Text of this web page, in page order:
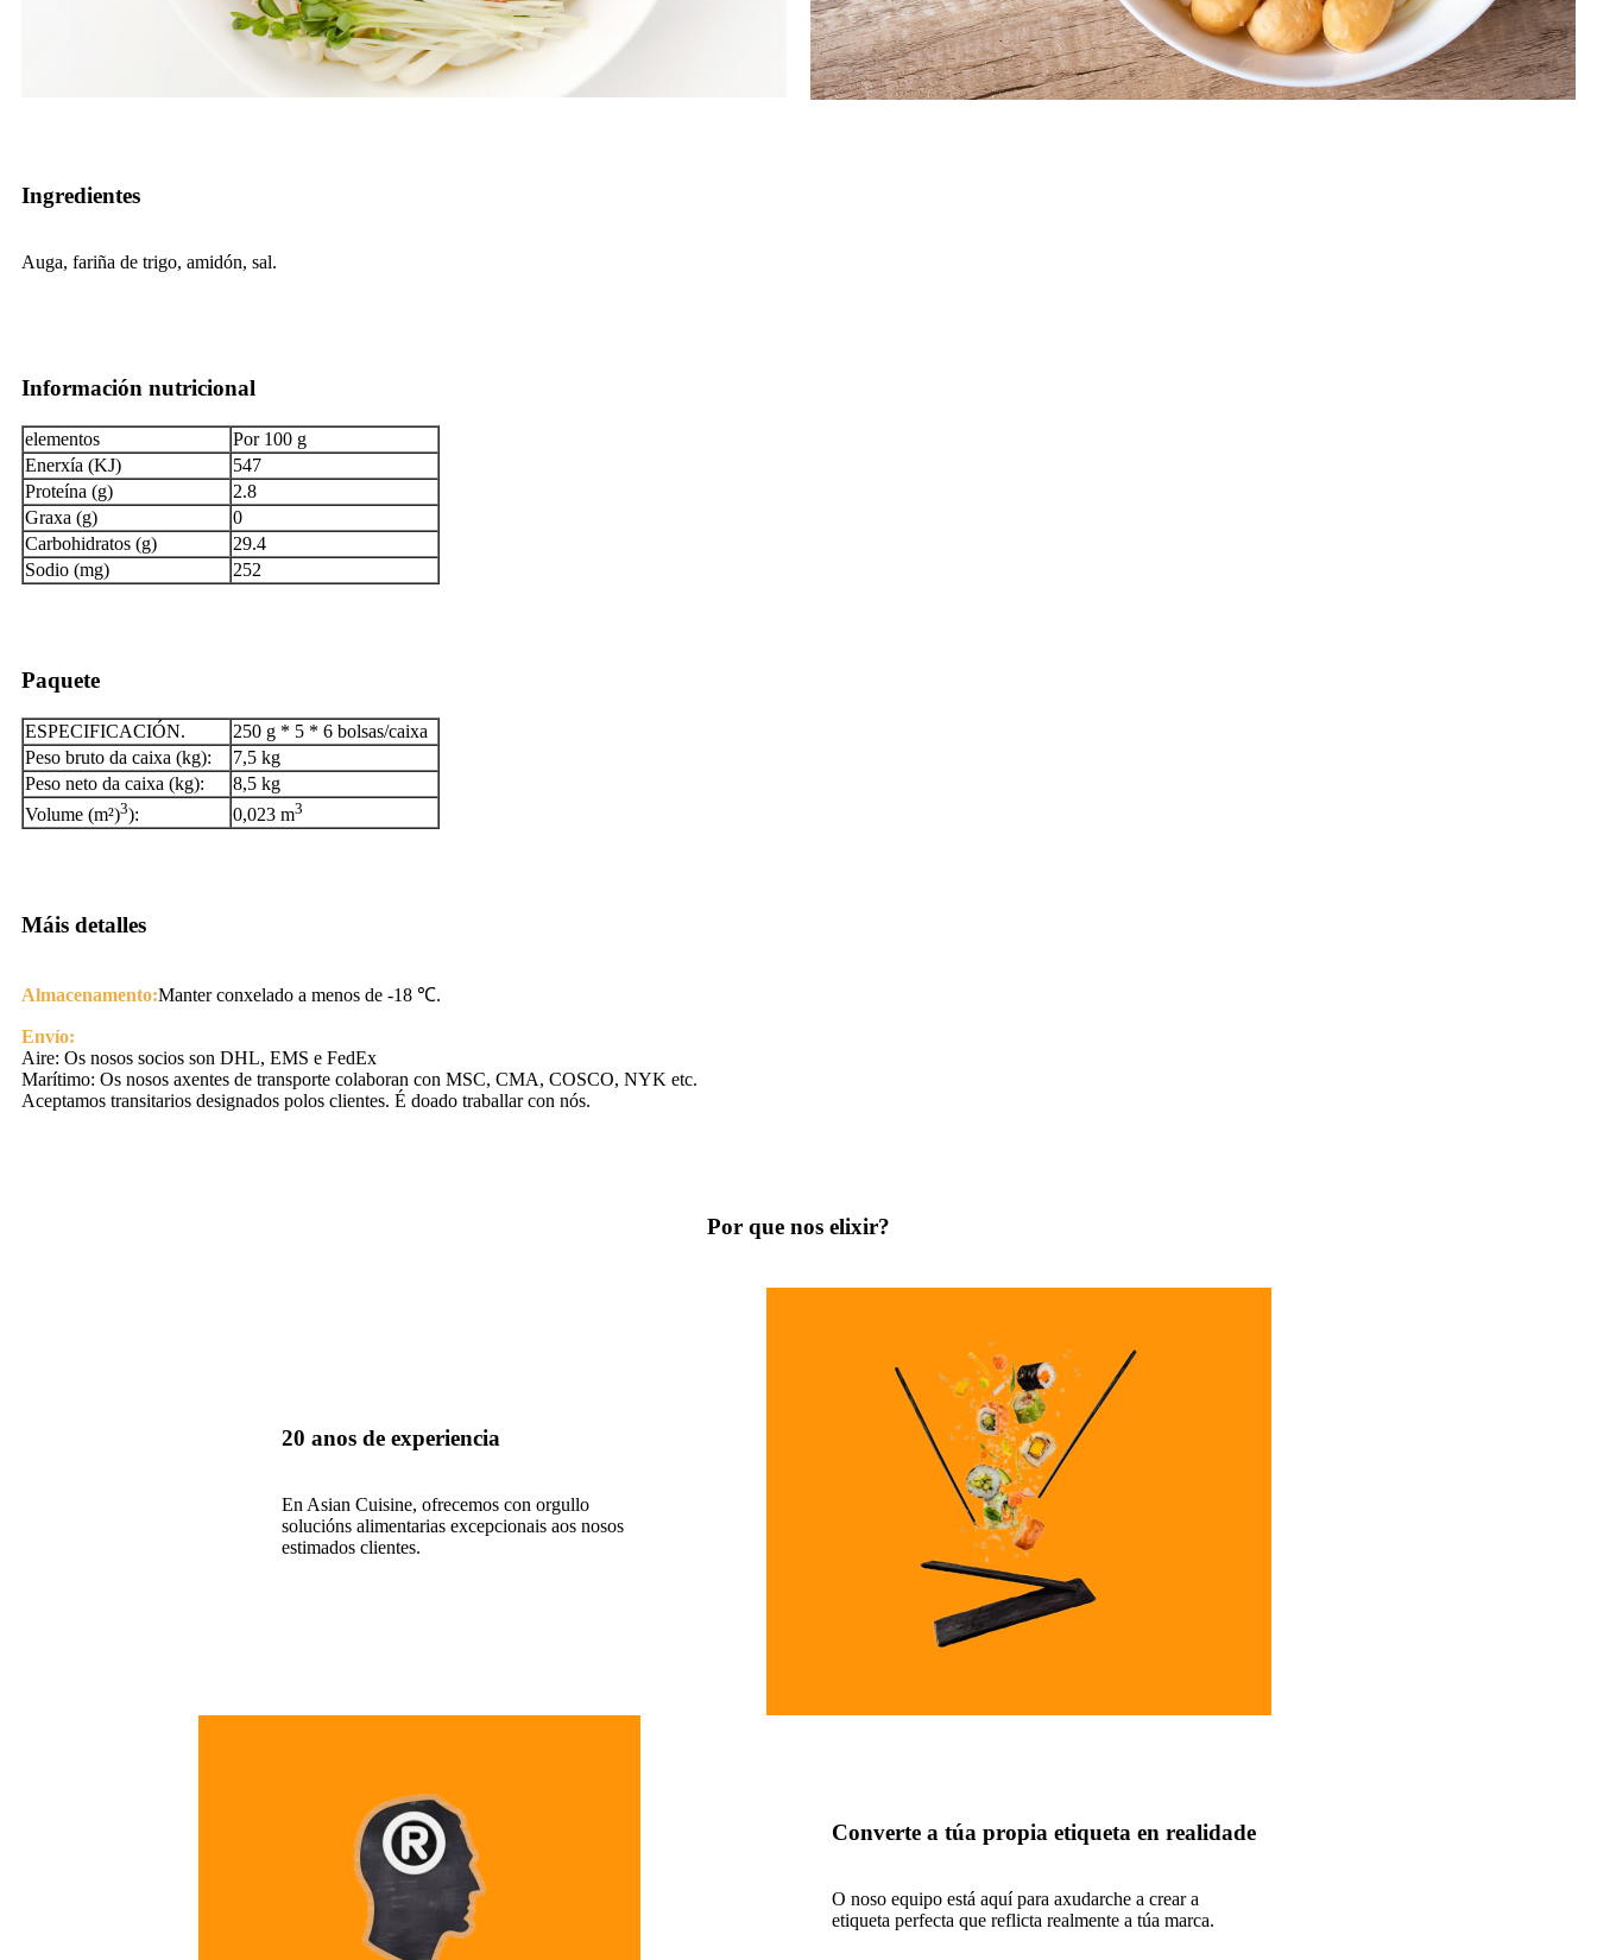
Ingredientes
Auga, fariña de trigo, amidón, sal.
Información nutricional
elementos
Por 100 g
Enerxía (KJ)
547
Proteína (g)
2.8
Graxa (g)
0
Carbohidratos (g)
29.4
Sodio (mg)
252
Paquete
ESPECIFICACIÓN.
250 g * 5 * 6 bolsas/caixa
Peso bruto da caixa (kg):
7,5 kg
Peso neto da caixa (kg):
8,5 kg
Volume (m²)3): 0,023 m3
Máis detalles
Almacenamento:Manter conxelado a menos de -18 ℃.
Envío:
Aire: Os nosos socios son DHL, EMS e FedEx
Marítimo: Os nosos axentes de transporte colaboran con MSC, CMA, COSCO, NYK etc.
Aceptamos transitarios designados polos clientes. É doado traballar con nós.
Por que nos elixir?
20 anos de experiencia
En Asian Cuisine, ofrecemos con orgullo
solucións alimentarias excepcionais aos nosos
estimados clientes.
Converte a túa propia etiqueta en realidade
O noso equipo está aquí para axudarche a crear a
etiqueta perfecta que reflicta realmente a túa marca.